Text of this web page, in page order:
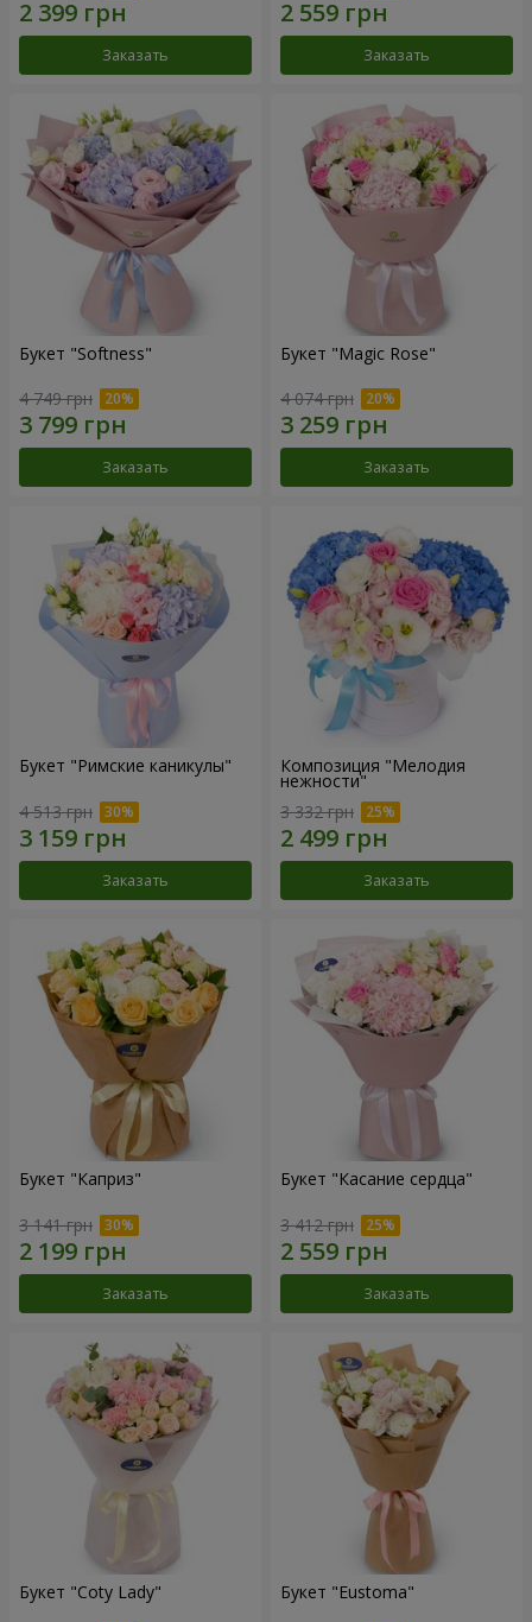
Заказать Заказать
Букет "Softness"
4 749 грн
Заказать
Букет "Magic Rose"
4 074 грн
Заказать
Букет "Римские каникулы"
4 513 грн
Заказать
Композиция "Мелодия
нежности"
3 332 грн
Заказать
Букет "Каприз"
3 141 грн
Заказать
Букет "Касание сердца"
3 412 грн
Заказать
Букет "Coty Lady" Букет "Eustoma"